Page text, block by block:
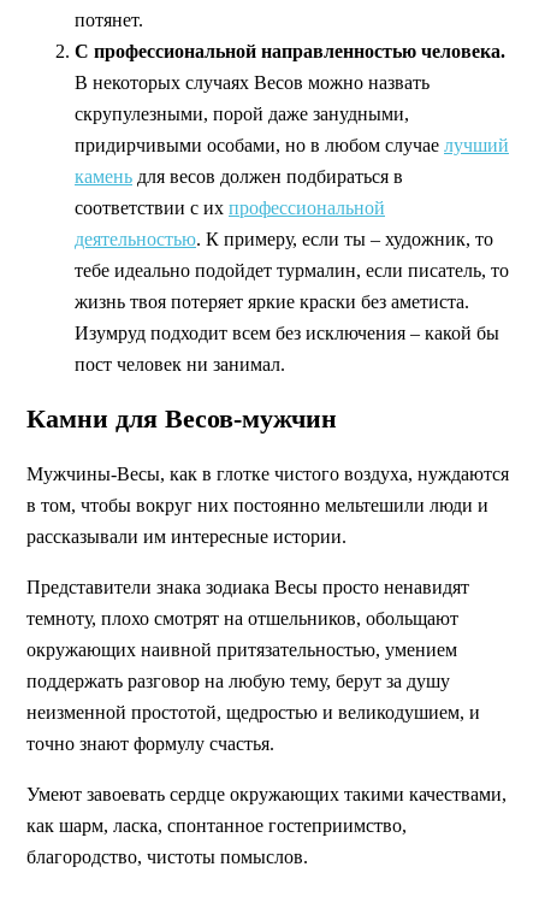
потянет.
С профессиональной направленностью человека.
В некоторых случаях Весов можно назвать
скрупулезными, порой даже занудными,
придирчивыми особами, но в любом случае лучший
камень для весов должен подбираться в
соответствии с их профессиональной
деятельностью. К примеру, если ты – художник, то
тебе идеально подойдет турмалин, если писатель, то
жизнь твоя потеряет яркие краски без аметиста.
Изумруд подходит всем без исключения – какой бы
пост человек ни занимал.
Камни для Весов-мужчин
Мужчины-Весы, как в глотке чистого воздуха, нуждаются
в том, чтобы вокруг них постоянно мельтешили люди и
рассказывали им интересные истории.
Представители знака зодиака Весы просто ненавидят
темноту, плохо смотрят на отшельников, обольщают
окружающих наивной притязательностью, умением
поддержать разговор на любую тему, берут за душу
неизменной простотой, щедростью и великодушием, и
точно знают формулу счастья.
Умеют завоевать сердце окружающих такими качествами,
как шарм, ласка, спонтанное гостеприимство,
благородство, чистоты помыслов.